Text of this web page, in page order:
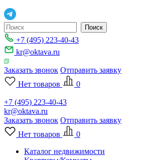
+7 (495) 223-40-43
kr@oktava.ru
Заказать звонок Отправить заявку
Нет товаров
0
+7 (495) 223-40-43
kr@oktava.ru
Заказать звонок Отправить заявку
Нет товаров
0
Каталог недвижимости